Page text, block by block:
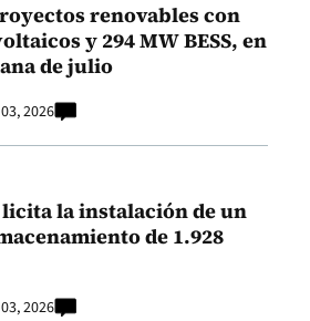
renovables con
y 294 MW BESS, en
de julio
2026
la instalación de un
de 1.928
2026